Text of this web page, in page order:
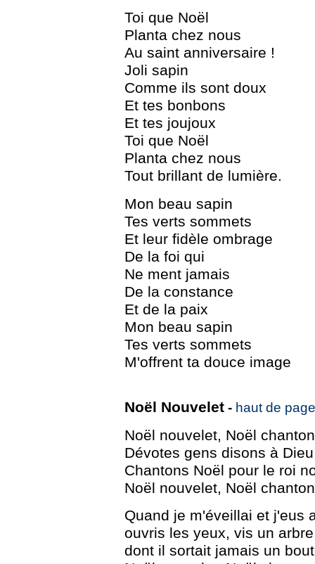
Toi que Noël
Planta chez nous
Au saint anniversaire !
Joli sapin
Comme ils sont doux
Et tes bonbons
Et tes joujoux
Toi que Noël
Planta chez nous
Tout brillant de lumière.
Mon beau sapin
Tes verts sommets
Et leur fidèle ombrage
De la foi qui
Ne ment jamais
De la constance
Et de la paix
Mon beau sapin
Tes verts sommets
M'offrent ta douce image
Noël Nouvelet - haut de page
Noël nouvelet, Noël
Dévotes gens disons à
Chantons Noël pour le roi
Noël nouvelet, Noël
Quand je m'éveillai et j'eus
ouvris les yeux, vis un
dont il sortait jamais un